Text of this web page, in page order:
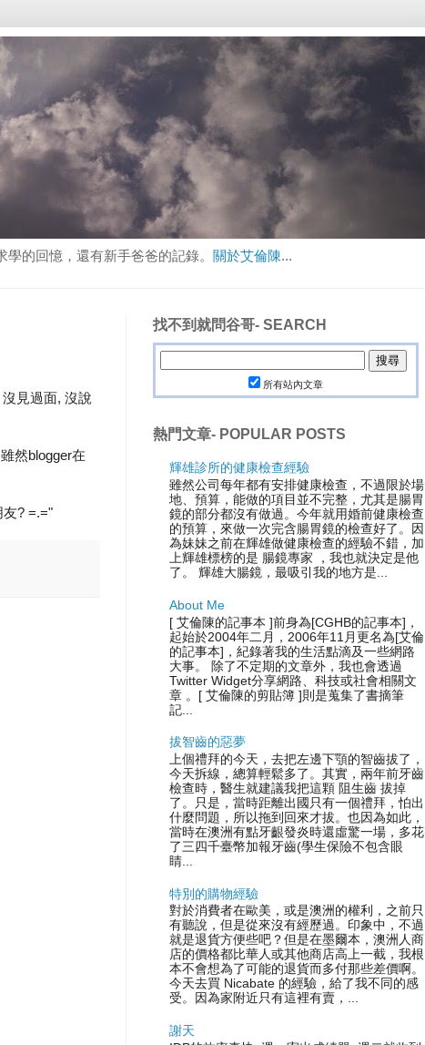
的回憶，還有新手爸爸的記錄。 關於艾倫陳...
見過面, 沒說
然blogger在
? =.="
找不到就問谷哥- SEARCH
所有站內文章
熱門文章- POPULAR POSTS
輝雄診所的健康檢查經驗
雖然公司每年都有安排健康檢查，不過限於場
地、預算，能做的項目並不完整，尤其是腸胃
鏡的部分都沒有做過。今年就用婚前健康檢查
的預算，來做一次完含腸胃鏡的檢查好了。因
為妹妹之前在輝雄做健康檢查的經驗不錯，加
上輝雄標榜的是 腸鏡專家 ，我也就決定是他
了。 輝雄大腸鏡，最吸引我的地方是...
About Me
[ 艾倫陳的記事本 ]前身為[CGHB的記事本]，
起始於2004年二月，2006年11月更名為[艾倫
的記事本]，紀錄著我的生活點滴及一些網路
大事。 除了不定期的文章外，我也會透過
Twitter Widget分享網路、科技或社會相關文
章 。[ 艾倫陳的剪貼簿 ]則是蒐集了書摘筆
記...
拔智齒的惡夢
上個禮拜的今天，去把左邊下顎的智齒拔了，
今天拆線，總算輕鬆多了。其實，兩年前牙齒
檢查時，醫生就建議我把這顆 阻生齒 拔掉
了。只是，當時距離出國只有一個禮拜，怕出
什麼問題，所以拖到回來才拔。也因為如此，
當時在澳洲有點牙齦發炎時還虛驚一場，多花
了三四千臺幣加報牙齒(學生保險不包含眼
睛...
特別的購物經驗
對於消費者在歐美，或是澳洲的權利，之前只
有聽說，但是從來沒有經歷過。印象中，不過
就是退貨方便些吧？但是在墨爾本，澳洲人商
店的價格都比華人或其他商店高上一截，我根
本不會想為了可能的退貨而多付那些差價啊。
今天去買 Nicabate 的經驗，給了我不同的感
受。因為家附近只有這裡有賣，...
謝天